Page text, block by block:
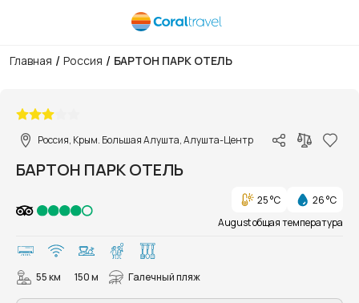
Главная / Россия / БАРТОН ПАРК ОТЕЛЬ
Россия, Крым. Большая Алушта, Алушта-Центр
БАРТОН ПАРК ОТЕЛЬ
25 °C
26 °C
August общая температура
55 км 150 м Галечный пляж